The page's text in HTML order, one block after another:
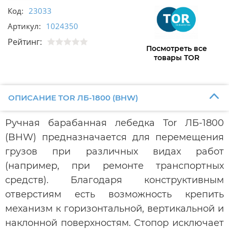
Код: 23033
Артикул: 1024350
Рейтинг:
Посмотреть все
товары TOR
ОПИСАНИЕ TOR ЛБ-1800 (BHW)
Ручная барабанная лебедка Tor ЛБ-1800
(BHW) предназначается для перемещения
грузов при различных видах работ
(например, при ремонте транспортных
средств). Благодаря конструктивным
отверстиям есть возможность крепить
механизм к горизонтальной, вертикальной и
наклонной поверхностям. Стопор исключает